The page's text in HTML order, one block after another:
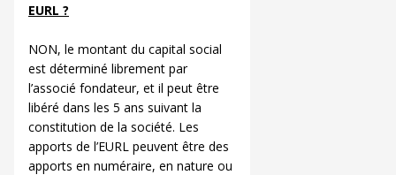
EURL ?
NON, le montant du capital social
est déterminé librement par
l’associé fondateur, et il peut être
libéré dans les 5 ans suivant la
constitution de la société. Les
apports de l’EURL peuvent être des
apports en numéraire, en nature ou